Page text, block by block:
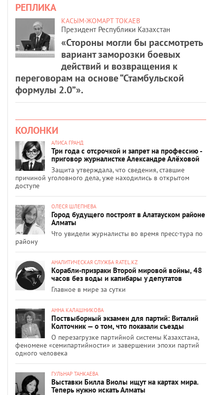
РЕПЛИКА
КАСЫМ-ЖОМАРТ ТОКАЕВ
Президент Республики Казахстан
«Стороны могли бы рассмотреть
вариант заморозки боевых
действий и возвращения к
переговорам на основе “Стамбульской
формулы 2.0”».
КОЛОНКИ
АЛИСА ГРАНД
Три года с отсрочкой и запрет на профессию -
приговор журналистке Александре Алёховой
Защита утверждала, что сведения, ставшие
причиной уголовного дела, уже находились в открытом
доступе
ОЛЕСЯ ШЛЕПНЕВА
Город будущего построят в Алатауском районе
Алматы
Что увидели журналисты во время пресс-тура по
району
АНАЛИТИЧЕСКАЯ СЛУЖБА RATEL.KZ
Корабли-призраки Второй мировой войны, 48
часов без воды и капибары у депутатов
Главное в мире за сутки
АННА КАЛАШНИКОВА
Поствыборный экзамен для партий: Виталий
Колточник — о том, что показали съезды
О перезагрузке партийной системы Казахстана,
феномене «семипартийности» и завершении эпохи партий
одного человека
ГУЛЬНАР ТАНКАЕВА
Выставки Билла Виолы ищут на картах мира.
Теперь нужно искать Алматы